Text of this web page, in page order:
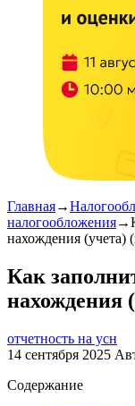
Главная→
налогообложения→
нахождения (учета)
Как
нахождения
отчетность на усн
14 сентября 2025
Содержание